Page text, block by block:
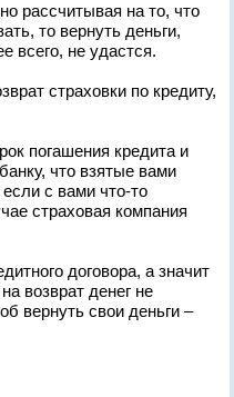
рассчитывая на то, что
то вернуть деньги,
всего, не удастся.
погашения кредита и
что взятые вами
с вами что-то
страховая компания
договора, а значит
возврат денег не
вернуть свои деньги –